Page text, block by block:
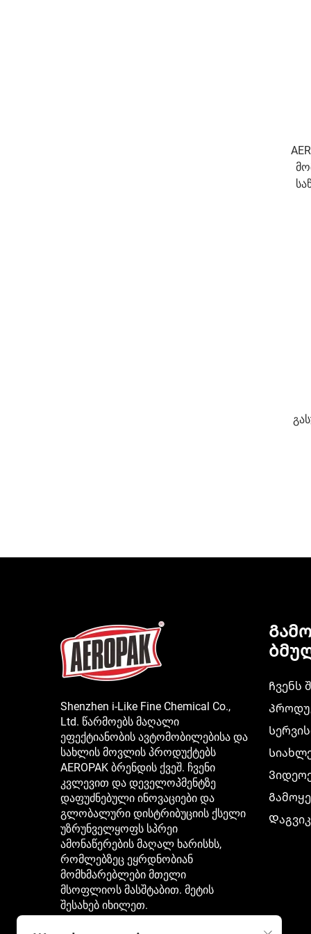
Shenzhen i-Like Fine Chemical Co.,
Ltd. წარმოებს მაღალი
ეფექტიანობის ავტომობილებისა და
სახლის მოვლის პროდუქტებს
AEROPAK ბრენდის ქვეშ. ჩვენი
კვლევით და დეველოპმენტზე
დაფუძნებული ინოვაციები და
გლობალური დისტრიბუციის ქსელი
უზრუნველყოფს სპრეი
ამონაწერების მაღალ ხარისხს,
რომლებზეც ეყრდნობიან
მომხმარებლები მთელი
მსოფლიოს მასშტაბით. მეტის
შესახებ იხილეთ.
Ჩვენს